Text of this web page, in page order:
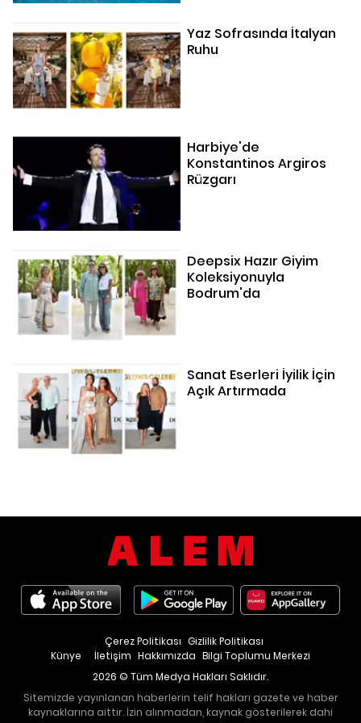
Yaz Sofrasında İtalyan
Ruhu
Harbiye'de
Konstantinos Argiros
Rüzgarı
Deepsix Hazır Giyim
Koleksiyonuyla
Bodrum'da
Sanat Eserleri İyilik İçin
Açık Artırmada
Künye İletişim Hakkımızda Bilgi Toplumu Merkezi
Çerez Politikası Gizlilik Politikası
2026 © Tüm Medya Hakları Saklıdır.
Sitemizde yayınlanan haberlerin telif hakları gazete ve haber
kaynaklarına aittir. İzin alınmadan, kaynak gösterilerek dahi